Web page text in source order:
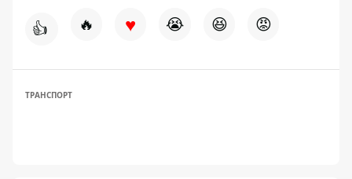
👍 🔥 ♥ 😭 😆 😡
ТРАНСПОРТ